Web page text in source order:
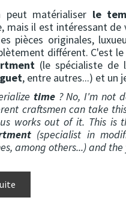
peut matérialiser le
mais il est intéressant de
pièces originales,
différent. C'est
(le spécialiste
, entre autres...) et un
time? No, I'm not
craftsmen can take
works out of it. This
(specialist in
among others...) and